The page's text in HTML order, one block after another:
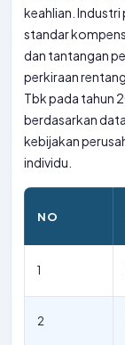
keahlian.
standar
dan tantangan
perkiraan
Tbk pada tahun
berdasarkan
kebijakan
individu.
NO
1
2